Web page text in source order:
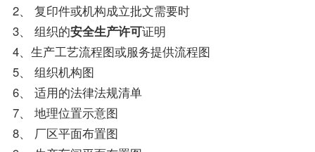
2、 复印件或机构成立批文需要时
3、 组织的安全生产许可证明
4、生产工艺流程图或服务提供流程图
5、 组织机构图
6、 适用的法律法规清单
7、 地理位置示意图
8、 厂区平面布置图